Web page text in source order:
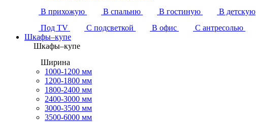
В прихожую
В спальню В гостиную
В детскую
Под TV
С подсветкой В офис С антресолью
Шкафы–купе
Шкафы–купе
Ширина
1000-1200 мм
1200-1800 мм
1800-2400 мм
2400-3000 мм
3000-3500 мм
3500-6000 мм